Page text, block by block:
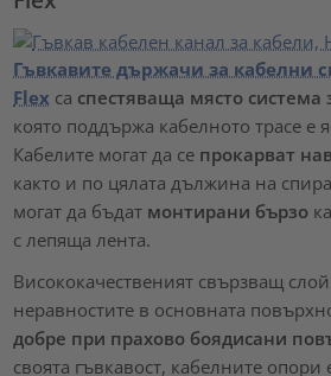
Гъвкавите държачи за кабелни
Flex са спестяваща място система
която поддържа кабелното трасе е
Кабелите могат да се прокарват
както и по цялата дължина на
могат да бъдат монтирани бързо
с лепяща лента.
Висококачественият свързващ
неравностите в основната
добре при прахово боядисани
своята гъвкавост, кабелните